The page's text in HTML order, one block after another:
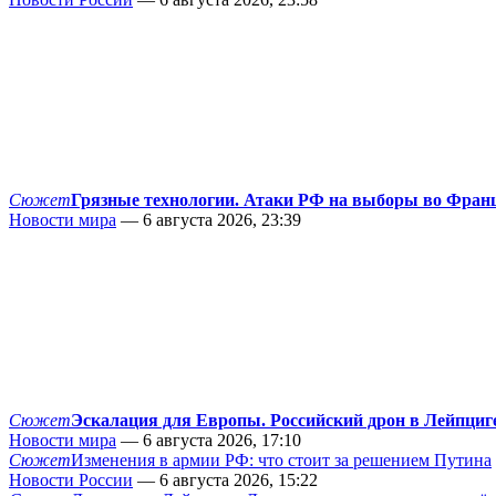
СюжетГрязные технологии. Атаки РФ на выборы во
Новости мира — 6 августа 2026, 23:39
СюжетЭскалация для Европы. Российский дрон в
Новости мира — 6 августа 2026, 17:10
СюжетИзменения в армии РФ: что стоит за решением Путина
Новости России — 6 августа 2026, 15:22